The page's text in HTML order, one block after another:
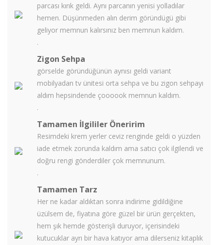
parcası kırık geldi. Aynı parcanın yenisi yolladılar
hemen. Düşünmeden alın derim göründügü gibi
geliyor memnun kalırsınız ben memnun kaldım.
.
Zigon Sehpa
görselde göründüğünün aynısı geldi variant
mobilyadan tv ünitesi orta sehpa ve bu zigon sehpayı
aldım hepsindende çoooook memnun kaldım.
.
Tamamen İlgililer Öneririm
Resimdeki krem yerler ceviz renginde geldi o yüzden
iade etmek zorunda kaldım ama satıcı çok ilgilendi ve
doğru rengi gönderdiler çok memnunum.
.
Tamamen Tarz
Her ne kadar aldıktan sonra indirime gidildiğine
üzülsem de, fiyatına göre güzel bir ürün gerçekten,
hem şık hemde gösterişli duruyor, içerisindeki
kutucuklar ayrı bir hava katıyor ama dilerseniz kitaplık